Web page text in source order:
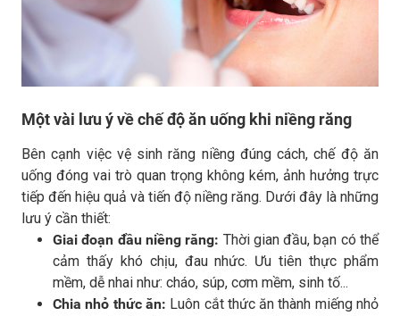
Một vài lưu ý về chế độ ăn uống khi niềng răng
Bên cạnh việc vệ sinh răng niềng đúng cách, chế độ ăn
uống đóng vai trò quan trọng không kém, ảnh hưởng trực
tiếp đến hiệu quả và tiến độ niềng răng. Dưới đây là những
lưu ý cần thiết:
Giai đoạn đầu niềng răng: Thời gian đầu, bạn có thể
cảm thấy khó chịu, đau nhức. Ưu tiên thực phẩm
mềm, dễ nhai như: cháo, súp, cơm mềm, sinh tố...
Chia nhỏ thức ăn: Luôn cắt thức ăn thành miếng nhỏ